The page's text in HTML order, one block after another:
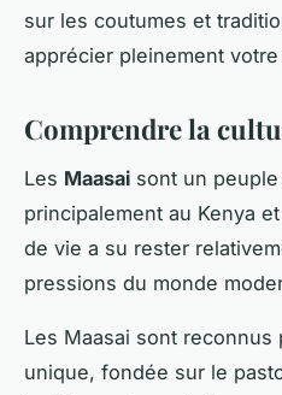
sur les coutumes et
apprécier pleinement
Comprendre la
Les Maasai sont un
principalement au Kenya
de vie a su rester
pressions du monde
Les Maasai sont
unique, fondée sur le